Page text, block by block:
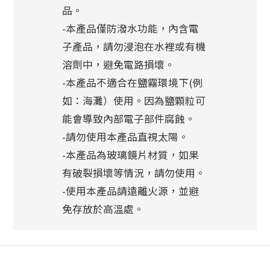
品。
-本產品僅防潑水功能，內含電
子產品，請勿浸泡在水裡或有機
溶劑中，避免電路損壞。
-本產品不適合在鹽霧環境下(例
如：海灘）使用。因為鹽顆粒可
能會導致內部電子部件腐蝕。
-請勿使用本產品直視太陽。
-本產品為玻璃鏡片材質，如果
有破裂損壞等情況，請勿使用。
-使用本產品請遠離火源，並避
免存放於高溫處。